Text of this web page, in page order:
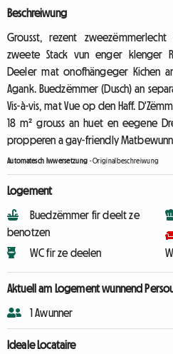
Beschreiwung
Grousst, rezent
zweete Stack vun enger klenger
Deeler mat onofhängeger Kichen
Agank. Buedzëmmer (Dusch) an
Vis-à-vis, mat Vue op den Haff.
18 m² grouss an huet en eegene
propperen a gay-friendly
Automatesch Iwwersetzung -Originalbeschreiwung
Logement
Buedzëmmer fir deelt ze
benotzen
WC fir ze deelen
Aktuell am Logement wunnend
1 Awunner
Ideale Locataire